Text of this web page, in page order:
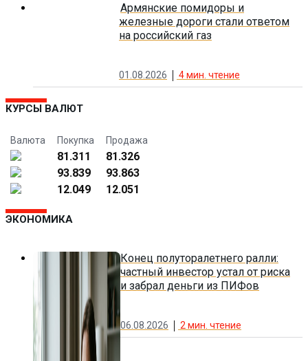
Армянские помидоры и
железные дороги стали ответом
на российский газ
01.08.2026 4мин. чтение
КУРСЫ ВАЛЮТ
Валюта Покупка Продажа
81.311
81.326
93.839
93.863
12.049
12.051
ЭКОНОМИКА
Конец полуторалетнего ралли:
частный инвестор устал от риска
и забрал деньги из ПИФов
06.08.2026 2 мин. чтение